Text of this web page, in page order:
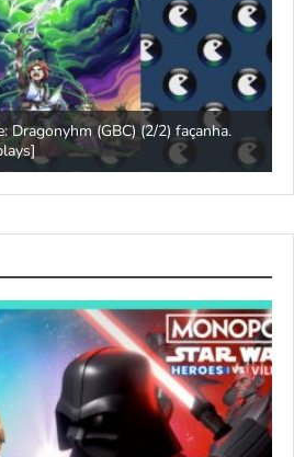
(GBC) (2/2) façanha.